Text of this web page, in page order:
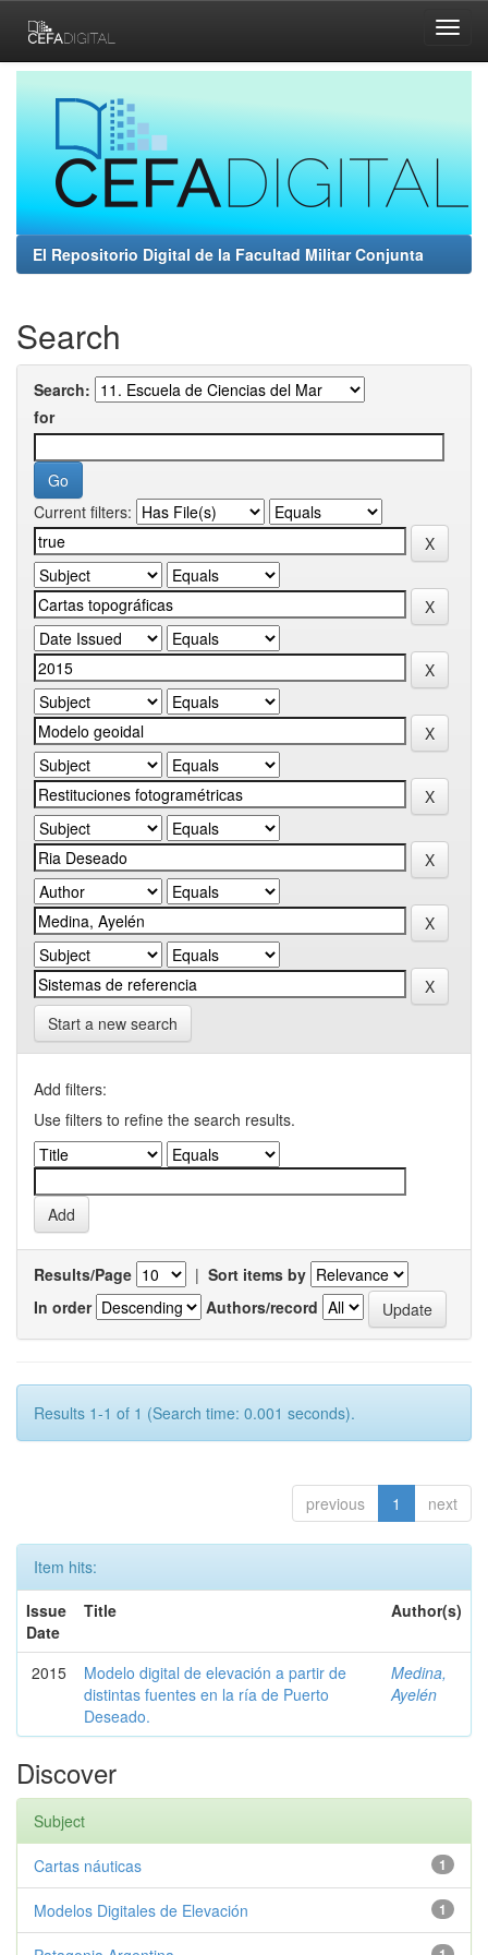
navigation
El Repositorio Digital de la Facultad Militar Conjunta
Search
Search:
for
Current filters:
Start a new search
Add filters:
Use filters to refine the search results.
Results/Page | Sort items by
In order
Authors/record
Results 1-1 of 1 (Search time: 0.001 seconds).
previous 1 next
Item hits:
Issue
Date
Title Author(s)
2015
Modelo digital de elevación a partir de
distintas fuentes en la ría de Puerto
Deseado.
Medina,
Ayelén
Discover
Subject
1
Cartas náuticas
1
Modelos Digitales de Elevación